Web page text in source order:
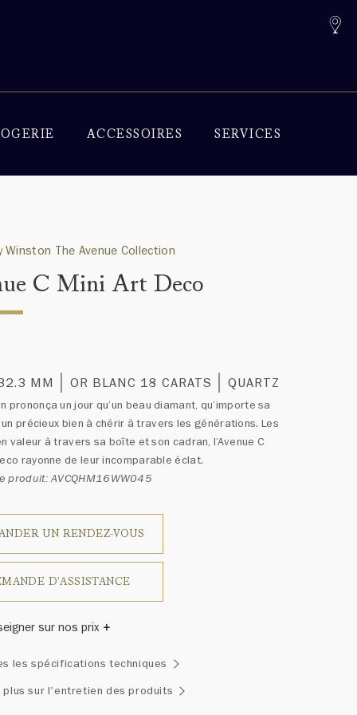
ACCESSOIRES SERVICES
Winston The Avenue Collection
C Mini Art Deco
MM OR BLANC 18 CARATS QUARTZ
prononça un jour qu’un beau diamant, qu’importe sa
précieux bien à chérir à travers les générations. Les
valeur à travers sa boîte et son cadran, l’Avenue C
rayonne de leur incomparable éclat.
produit: AVCQHM16WW045
UN RENDEZ-VOUS
D'ASSISTANCE
sur nos prix
Chaque bijou de la Maison Harry Winston présente
exclusif de diamants uniques et de pierres
le poids en carats et la quantité de pierres peuvent
les spécifications techniques
plus sur l'entretien des produits